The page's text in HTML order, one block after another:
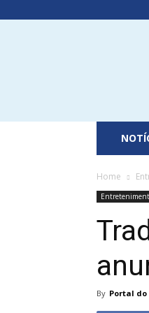
Home
By Portal do